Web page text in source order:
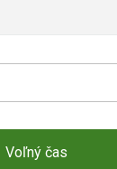
Voľný čas